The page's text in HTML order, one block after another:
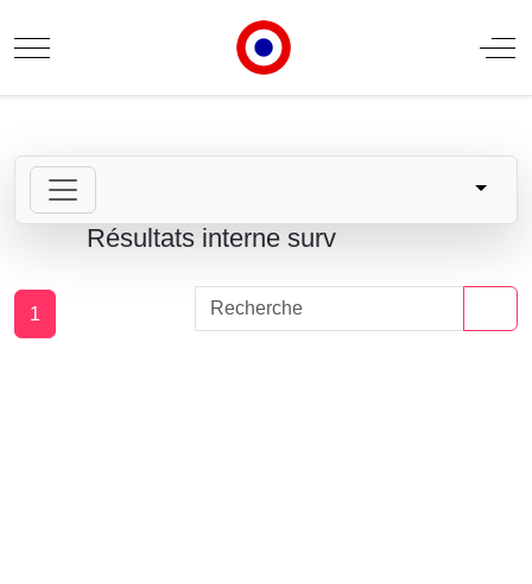
Mobile Menu Toggle Off-
Résultats interne surv
1